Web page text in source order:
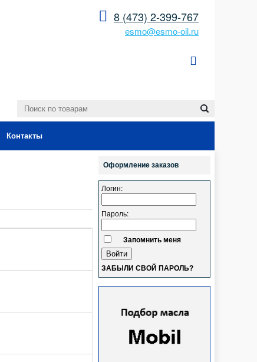
8 (473) 2-399-767
esmo@esmo-oil.ru
Контакты
Оформление заказов
Логин:
Пароль:
Запомнить меня
ЗАБЫЛИ СВОЙ ПАРОЛЬ?